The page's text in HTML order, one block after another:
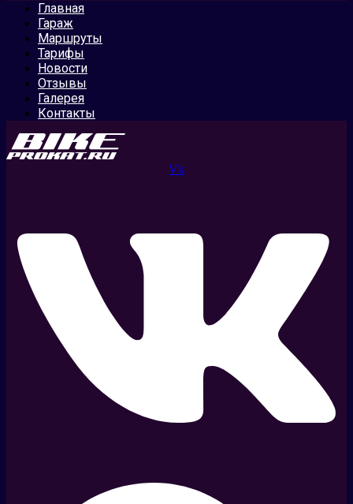
Главная
Гараж
Маршруты
Тарифы
Новости
Отзывы
Галерея
Контакты
Vk